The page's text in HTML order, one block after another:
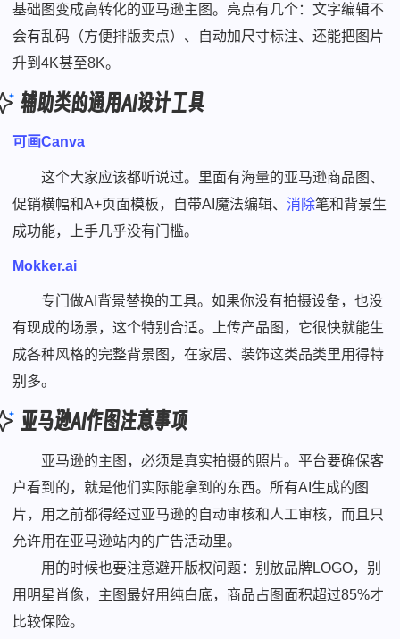
基础图变成高转化的亚马逊主图。亮点有几个：文字编辑不
会有乱码（方便排版卖点）、自动加尺寸标注、还能把图片
升到4K甚至8K。
辅助类的通用AI设计工具
可画Canva
这个大家应该都听说过。里面有海量的亚马逊商品图、
促销横幅和A+页面模板，自带AI魔法编辑、消除笔和背景生
成功能，上手几乎没有门槛。
Mokker.ai
专门做AI背景替换的工具。如果你没有拍摄设备，也没
有现成的场景，这个特别合适。上传产品图，它很快就能生
成各种风格的完整背景图，在家居、装饰这类品类里用得特
别多。
亚马逊AI作图注意事项
亚马逊的主图，必须是真实拍摄的照片。平台要确保客
户看到的，就是他们实际能拿到的东西。所有AI生成的图
片，用之前都得经过亚马逊的自动审核和人工审核，而且只
允许用在亚马逊站内的广告活动里。
用的时候也要注意避开版权问题：别放品牌LOGO，别
用明星肖像，主图最好用纯白底，商品占图面积超过85%才
比较保险。